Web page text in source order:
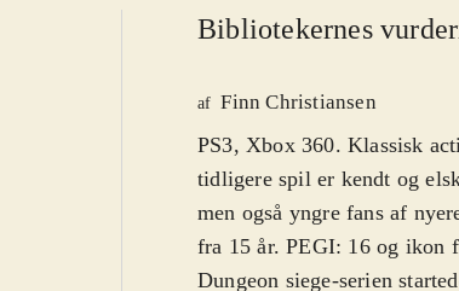
Bibliotekernes
af Finn Christiansen
PS3, Xbox 360. Klassisk
tidligere spil er kendt og
men også yngre fans af
fra 15 år. PEGI: 16 og ikon
Dungeon siege-serien